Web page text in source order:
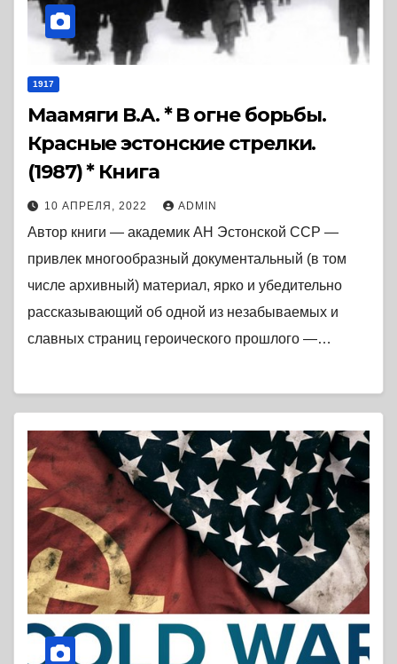
1917
Маамяги В.А. * В огне борьбы.
Красные эстонские стрелки.
(1987) * Книга
10 АПРЕЛЯ, 2022 ADMIN
Автор книги — академик АН Эстонской ССР —
привлек многообразный документальный (в том
числе архивный) материал, ярко и убедительно
рассказывающий об одной из незабываемых и
славных страниц героического прошлого —…